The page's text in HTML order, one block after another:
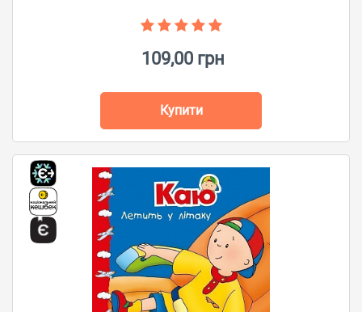
109,00 грн
Купити